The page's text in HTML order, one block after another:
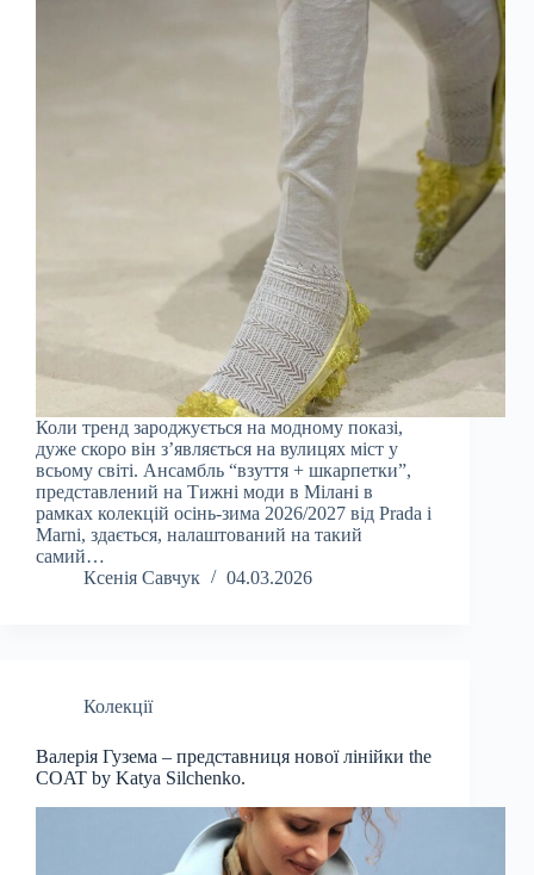
Коли тренд зароджується на модному показі,
дуже скоро він з’являється на вулицях міст у
всьому світі. Ансамбль “взуття + шкарпетки”,
представлений на Тижні моди в Мілані в
рамках колекцій осінь-зима 2026/2027 від Prada і
Marni, здається, налаштований на такий
самий…
Ксенія Савчук
04.03.2026
Колекції
Валерія Гузема – представниця нової лінійки the
COAT by Katya Silchenko.